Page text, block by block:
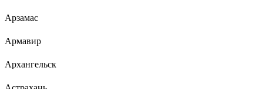
Арзамас
Армавир
Архангельск